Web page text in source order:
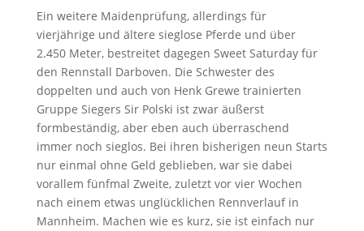
Ein weitere Maidenprüfung, allerdings für
vierjährige und ältere sieglose Pferde und über
2.450 Meter, bestreitet dagegen Sweet Saturday für
den Rennstall Darboven. Die Schwester des
doppelten und auch von Henk Grewe trainierten
Gruppe Siegers Sir Polski ist zwar äußerst
formbeständig, aber eben auch überraschend
immer noch sieglos. Bei ihren bisherigen neun Starts
nur einmal ohne Geld geblieben, war sie dabei
vorallem fünfmal Zweite, zuletzt vor vier Wochen
nach einem etwas unglücklichen Rennverlauf in
Mannheim. Machen wie es kurz, sie ist einfach nur